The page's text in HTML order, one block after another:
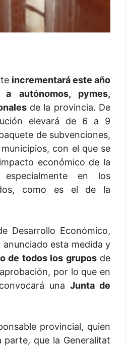
incrementará este año
a autónomos, pymes,
de la provincia. De
elevará de 6 a 9
de subvenciones,
con el que se
económico de la
en los
como es el de la
Económico,
anunciado esta medida y
de todos los gruposde
por lo que en
una Junta de
provincial, quien
que la Generalitat